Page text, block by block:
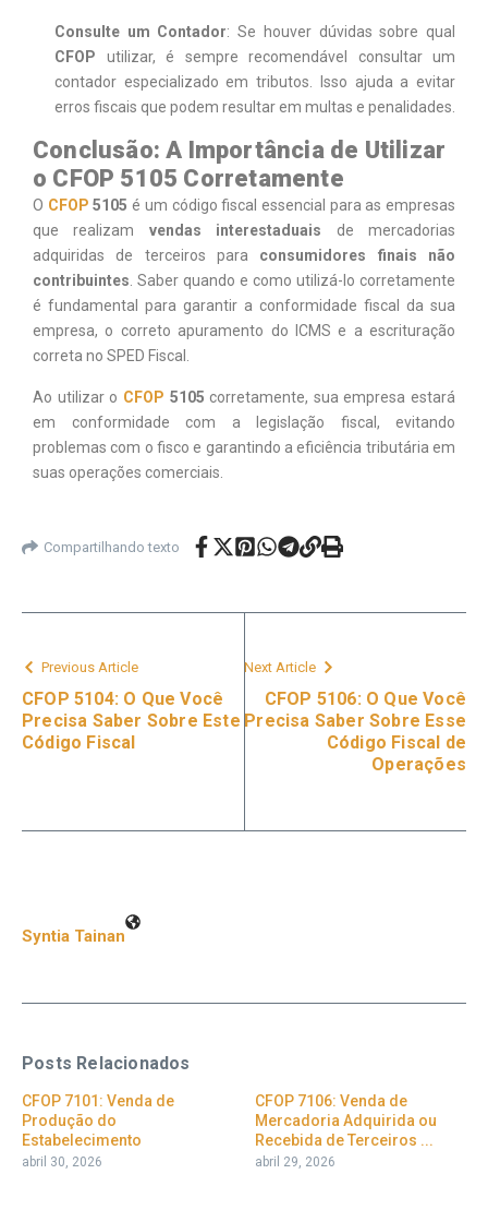
Consulte um Contador: Se houver dúvidas sobre qual
CFOP utilizar, é sempre recomendável consultar um
contador especializado em tributos. Isso ajuda a evitar
erros fiscais que podem resultar em multas e penalidades.
Conclusão: A Importância de Utilizar
o CFOP 5105 Corretamente
O CFOP 5105 é um código fiscal essencial para as empresas
que realizam vendas interestaduais de mercadorias
adquiridas de terceiros para consumidores finais não
contribuintes . Saber quando e como utilizá-lo corretamente
é fundamental para garantir a conformidade fiscal da sua
empresa, o correto apuramento do ICMS e a escrituração
correta no SPED Fiscal.
Ao utilizar o CFOP 5105 corretamente, sua empresa estará
em conformidade com a legislação fiscal, evitando
problemas com o fisco e garantindo a eficiência tributária em
suas operações comerciais.
Compartilhando texto
Previous Article
CFOP 5104: O Que Você
Precisa Saber Sobre Este
Código Fiscal
Next Article
CFOP 5106: O Que Você
Precisa Saber Sobre Esse
Código Fiscal de
Operações
Syntia Tainan
Posts Relacionados
CFOP 7101: Venda de
Produção do
Estabelecimento
abril 30, 2026
CFOP 7106: Venda de
Mercadoria Adquirida ou
Recebida de Terceiros ...
abril 29, 2026